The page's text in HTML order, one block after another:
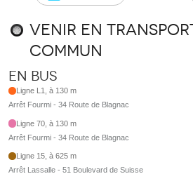
Venir en
commun
En bus
Ligne L1, à 130 m
Arrêt Fourmi - 34 Route de Blagnac
Ligne 70, à 130 m
Arrêt Fourmi - 34 Route de Blagnac
Ligne 15, à 625 m
Arrêt Lassalle - 51 Boulevard de Suisse